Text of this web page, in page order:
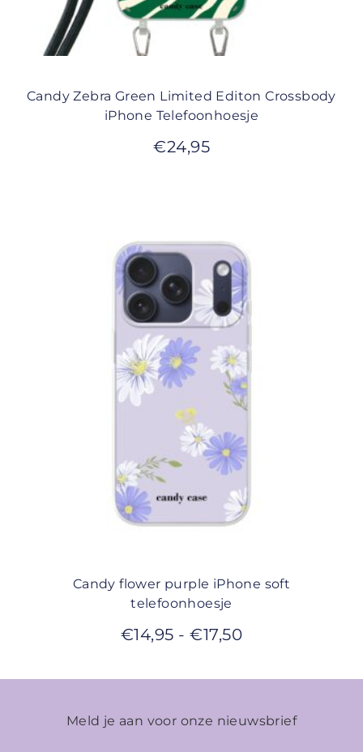
Candy Zebra Green Limited Editon Crossbody
iPhone Telefoonhoesje
€24,95
Candy flower purple iPhone soft
telefoonhoesje
€14,95 - €17,50
Meld je aan voor onze nieuwsbrief